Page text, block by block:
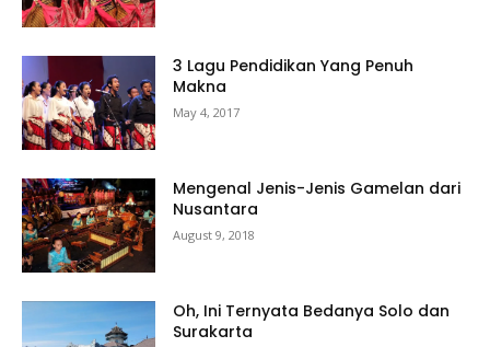
3 Lagu Pendidikan Yang Penuh
Makna
May 4, 2017
Mengenal Jenis-Jenis Gamelan dari
Nusantara
August 9, 2018
Oh, Ini Ternyata Bedanya Solo dan
Surakarta